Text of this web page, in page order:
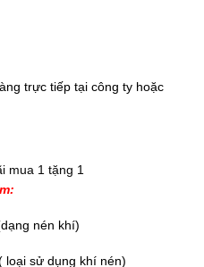
trực tiếp tại công ty hoặc
nén khí)
loại sử dụng khí nén)